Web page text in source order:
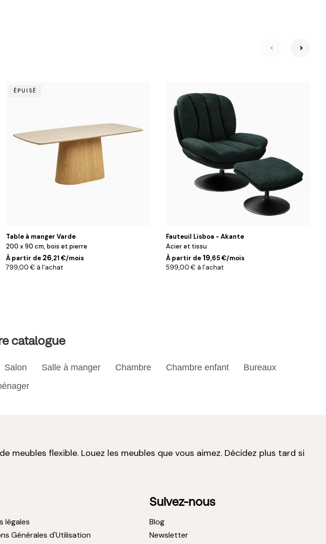
Chêne
ÉPUISÉ
Table à manger Varde
200 x 90 cm, bois et pierre
À partir de 26,21 €/mois
799,00 € à l'achat
Fauteuil Lisboa - Akante
Acier et tissu
À partir de 19,65 €/mois
599,00 € à l'achat
catalogue
Salon Salle à manger Chambre Chambre enfant
Bureaux
flexible. Louez les meubles que vous aimez. Décidez plus tard si
légales
Générales d'Utilisation
Suivez-nous
Blog
Newsletter